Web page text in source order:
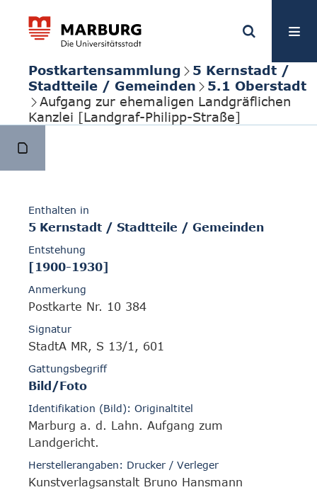
Postkartensammlung
5 Kernstadt /
Stadtteile / Gemeinden
5.1 Oberstadt
Aufgang zur ehemaligen Landgräflichen
Kanzlei [Landgraf-Philipp-Straße]
Enthalten in
5 Kernstadt / Stadtteile / Gemeinden
Entstehung
[1900-1930]
Anmerkung
Postkarte Nr. 10 384
Signatur
StadtA MR, S 13/1, 601
Gattungsbegriff
Bild/Foto
Identifikation (Bild): Originaltitel
Marburg a. d. Lahn. Aufgang zum
Landgericht.
Herstellerangaben: Drucker / Verleger
Kunstverlagsanstalt Bruno Hansmann